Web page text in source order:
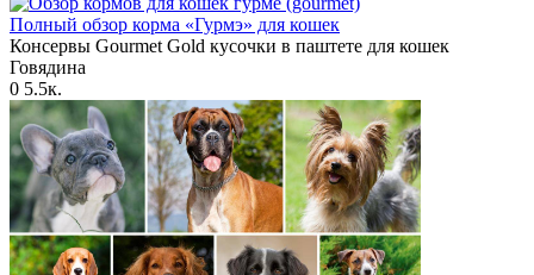
Полный обзор корма «Гурмэ» для кошек
Консервы Gourmet Gold кусочки в паштете для кошек
Говядина
0 5.5к.